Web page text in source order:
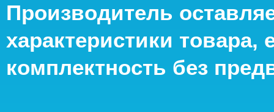
Производитель
характеристики
комплектность без